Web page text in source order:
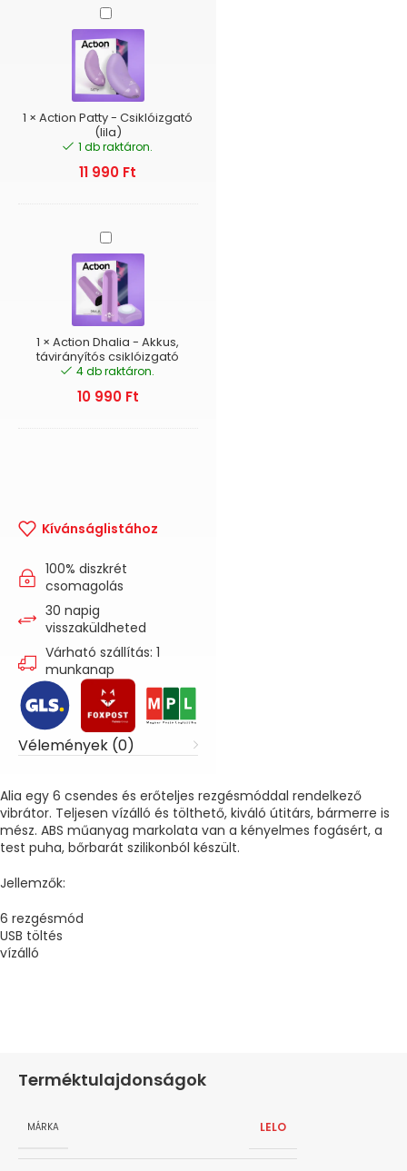
Action
Patty
-
Csiklóizgató
(lila)
1 ×Action Patty - Csiklóizgató
(lila)
1 db raktáron.
11 990 Ft
Action
Dhalia
-
Akkus,
távirányítós
csiklóizgató
1 ×Action Dhalia - Akkus,
távirányítós csiklóizgató
4 db raktáron.
10 990 Ft
Kívánságlistához
100% diszkrét
csomagolás
30 napig
visszaküldheted
Várható szállítás: 1
munkanap
Vélemények (0)
Alia egy 6 csendes és erőteljes rezgésmóddal rendelkező
vibrátor. Teljesen vízálló és tölthető, kiváló útitárs, bármerre is
mész. ABS műanyag markolata van a kényelmes fogásért, a
test puha, bőrbarát szilikonból készült.
Jellemzők:
6 rezgésmód
USB töltés
vízálló
Terméktulajdonságok
MÁRKA LELO